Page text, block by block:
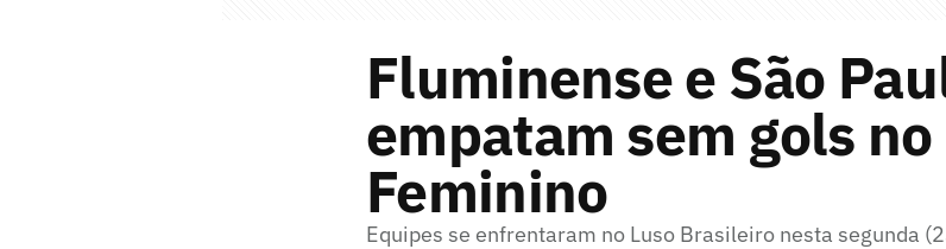
Fluminense e São
empatam sem gols
Feminino
Equipes se enfrentaram no Luso Brasileiro nesta segunda